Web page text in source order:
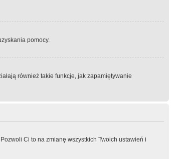
pomocy.
również takie funkcje, jak zapamiętywanie
Ci to na zmianę wszystkich Twoich ustawień i